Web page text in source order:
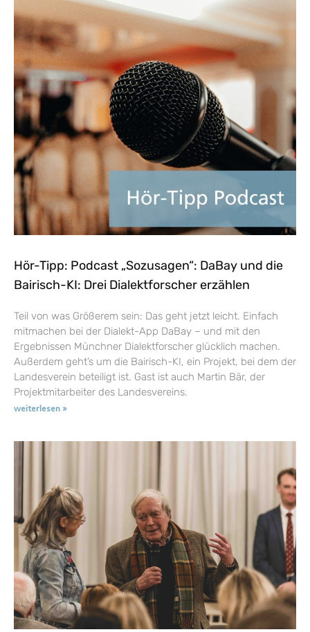
Hör-Tipp: Podcast „Sozusagen“: DaBay und die
Bairisch-KI: Drei Dialektforscher erzählen
Teil von was Größerem sein: Das geht jetzt leicht. Einfach
mitmachen bei der Dialekt-App DaBay – und mit den
Ergebnissen Münchner Dialektforscher glücklich machen.
Außerdem geht’s um die Bairisch-KI, ein Projekt, bei dem der
Landesverein beteiligt ist. Gast ist auch Martin Bär, der
Projektmitarbeiter des Landesvereins.
weiterlesen »